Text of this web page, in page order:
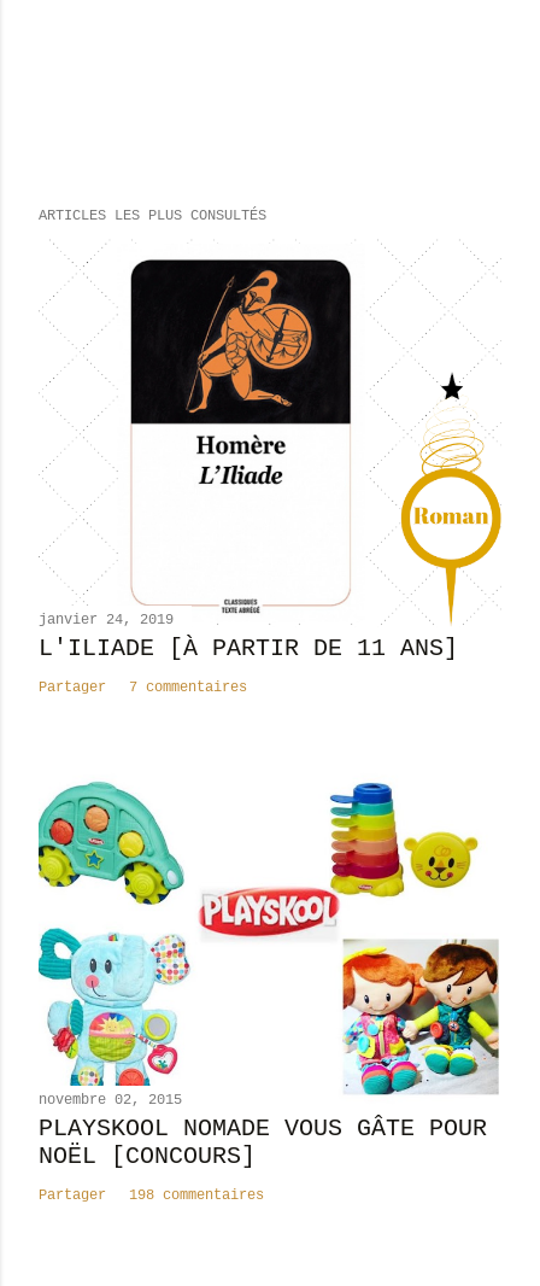
ARTICLES LES PLUS CONSULTÉS
janvier 24, 2019
L'ILIADE [À PARTIR DE 11 ANS]
Partager 7 commentaires
novembre 02, 2015
PLAYSKOOL NOMADE VOUS GÂTE POUR
NOËL [CONCOURS]
Partager 198 commentaires